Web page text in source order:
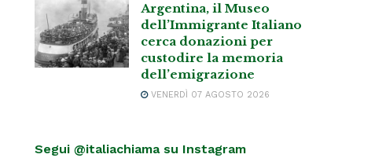
Argentina, il Museo
dell’Immigrante Italiano
cerca donazioni per
custodire la memoria
dell’emigrazione
VENERDÌ 07 AGOSTO 2026
Segui @italiachiama su Instagram